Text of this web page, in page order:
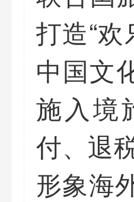
打造“
中国文
施入境
付、退
形象海